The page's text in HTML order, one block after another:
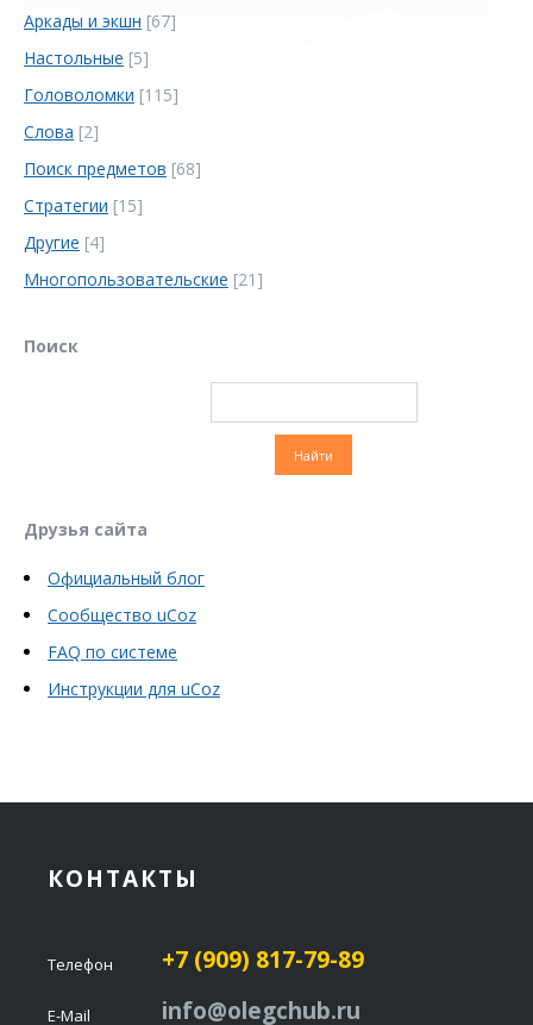
Аркады и экшн [67]
Настольные [5]
Головоломки [115]
Слова [2]
Поиск предметов [68]
Стратегии [15]
Другие [4]
Многопользовательские [21]
Поиск
Друзья сайта
Официальный блог
Сообщество uCoz
FAQ по системе
Инструкции для uCoz
КОНТАКТЫ
Телефон +7 (909) 817-79-89
E-Mail info@olegchub.ru